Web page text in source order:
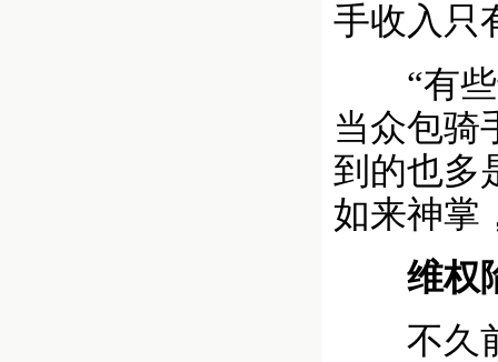
手收入只
“有些
当众包骑
到的也多
如来神掌
维权
不久前